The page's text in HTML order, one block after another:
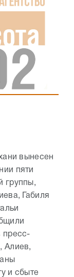
вынесен
пяти
группы,
Габиля
пресс-
Алиев,
и сбыте